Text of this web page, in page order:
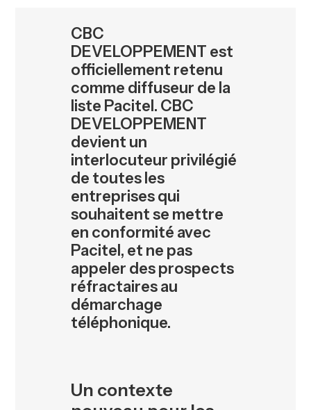
CBC
DEVELOPPEMENT est
officiellement retenu
comme diffuseur de la
liste Pacitel. CBC
DEVELOPPEMENT
devient un
interlocuteur privilégié
de toutes les
entreprises qui
souhaitent se mettre
en conformité avec
Pacitel, et ne pas
appeler des prospects
réfractaires au
démarchage
téléphonique.
Un contexte